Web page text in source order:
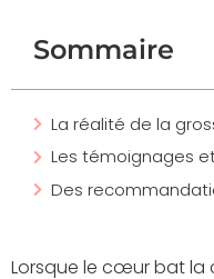
Sommaire
La réalité de la
Les témoignages
Des
Lorsque le cœur bat la